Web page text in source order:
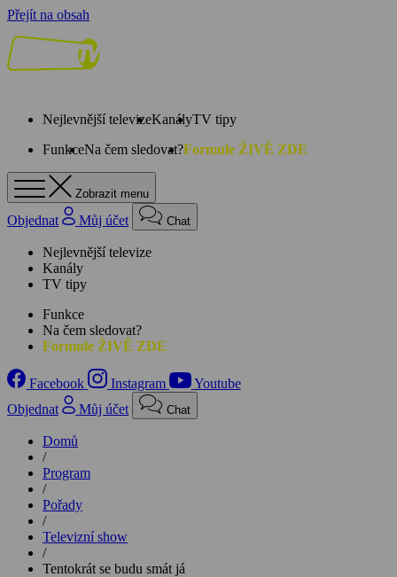
Přejít na obsah
Nejlevnější televizeKanályTV tipy
FunkceNa čem sledovat?Formule ŽIVĚ ZDE
Zobrazit menu
Objednat Můj účet Chat
Nejlevnější televize
Kanály
TV tipy
Funkce
Na čem sledovat?
Formule ŽIVĚ ZDE
Facebook Instagram
Youtube
Objednat
Můj účet Chat
Domů
/
Program
/
Pořady
/
Televizní show
/
Tentokrát se budu smát já